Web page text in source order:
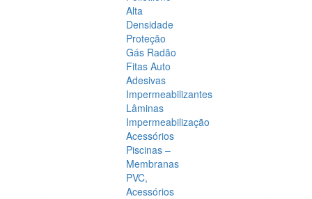
Alta
Densidade
Proteção
Gás Radão
Fitas Auto
Adesivas
Impermeabilizantes
Lâminas
Impermeabilização
Acessórios
Piscinas –
Membranas
PVC,
Acessórios